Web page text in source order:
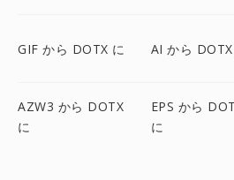
GIF から DOTX に AI から DOTX
AZW3 から DOTX
に
EPS から
に